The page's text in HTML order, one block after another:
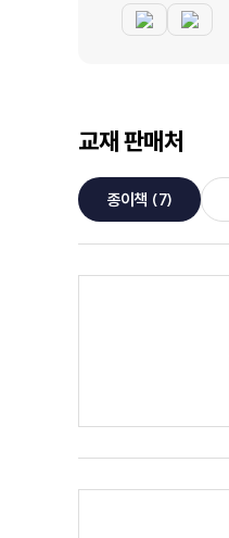
교재 판매처
종이책 (7)